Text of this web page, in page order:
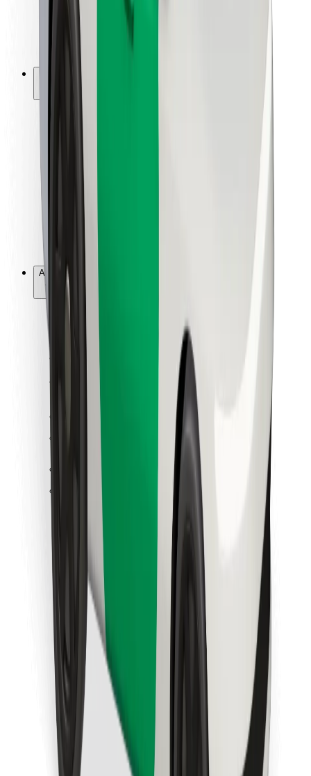
Byløsninger
Flyplasser
Bolt-ladestasjoner
Brukerstøtte
For passasjerer
For sjåfører
Bolt Food
For flåteeiere
Bolt for Business
Annet
Leverandører
Vilkår og betingelser
Få en tur på minutter!
Last ned Bolt-appen
Finn yndlingsmaten din!
Last ned Bolt Food-appen